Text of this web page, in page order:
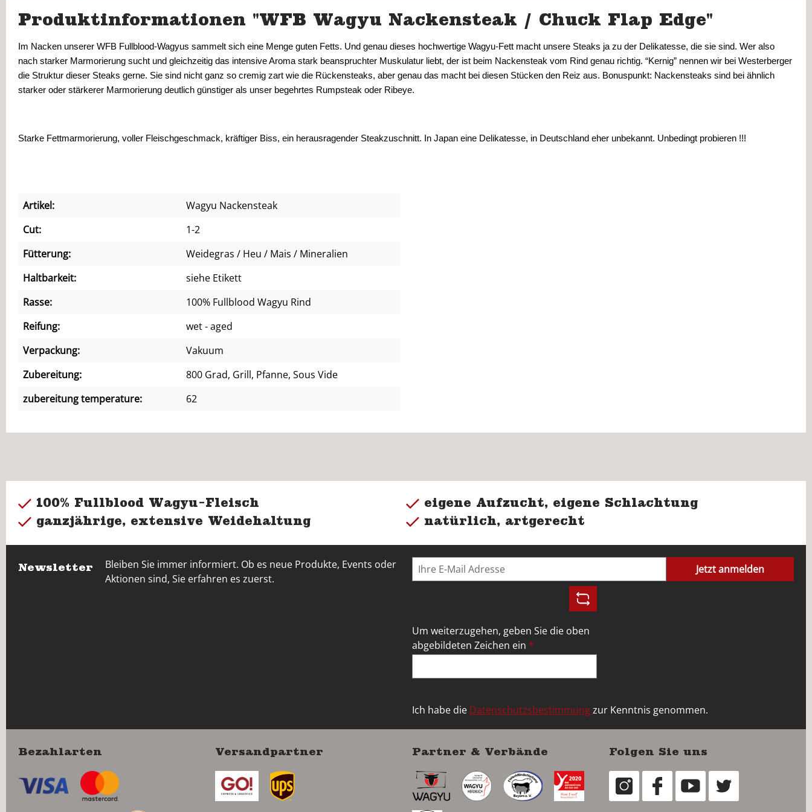
Produktinformationen "WFB Wagyu Nackensteak / Chuck Flap Edge"
Im Nacken unserer WFB Fullblood-Wagyus sammelt sich eine Menge guten Fetts. Und genau dieses hochwertige Wagyu-Fett macht unsere Steaks ja zu der Delikatesse, die sie sind. Wer also
nach starker Marmorierung sucht und gleichzeitig das intensive Aroma stark beanspruchter Muskulatur liebt, der ist beim Nackensteak vom Rind genau richtig. “Kernig” nennen wir bei Westerberger
die Struktur dieser Steaks gerne. Sie sind nicht ganz so cremig zart wie die Rückensteaks, aber genau das macht bei diesen Stücken den Reiz aus. Bonuspunkt: Nackensteaks sind bei ähnlich
starker oder stärkerer Marmorierung deutlich günstiger als unser begehrtes Rumpsteak oder Ribeye.
Starke Fettmarmorierung, voller Fleischgeschmack, kräftiger Biss, ein herausragender Steakzuschnitt. In Japan eine Delikatesse, in Deutschland eher unbekannt. Unbedingt probieren !!!
Artikel:
Wagyu Nackensteak
Cut:
1-2
Fütterung:
Weidegras / Heu / Mais / Mineralien
Haltbarkeit:
siehe Etikett
Rasse:
100% Fullblood Wagyu Rind
Reifung:
wet - aged
Verpackung:
Vakuum
Zubereitung:
800 Grad, Grill, Pfanne, Sous Vide
zubereitung temperature:
62
100% Fullblood Wagyu-Fleisch
eigene Aufzucht, eigene Schlachtung
ganzjährige, extensive Weidehaltung
natürlich, artgerecht
Newsletter
Bleiben Sie immer informiert. Ob es neue Produkte, Events oder
Aktionen sind, Sie erfahren es zuerst.
Jetzt anmelden
Um weiterzugehen, geben Sie die oben
abgebildeten Zeichen ein *
Ich habe die Datenschutzsbestimmungzur Kenntnis genommen.
Bezahlarten Versandpartner Partner & Verbände Folgen Sie uns